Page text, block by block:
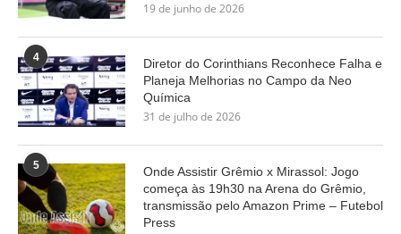
19 de junho de 2026
4
Diretor do Corinthians Reconhece Falha e
Planeja Melhorias no Campo da Neo
Química
31 de julho de 2026
5
Onde Assistir Grêmio x Mirassol: Jogo
começa às 19h30 na Arena do Grêmio,
transmissão pelo Amazon Prime – Futebol
Press